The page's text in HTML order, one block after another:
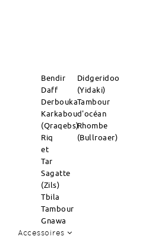
Bendir
Daff
Derbouka
Karkabou
(Qraqebs)
Riq
et
Tar
Sagatte
(Zils)
Tbila
Tambour
Gnawa
Didgeridoo
(Yidaki)
Tambour
d'océan
Rhombe
(Bullroaer)
Accessoires